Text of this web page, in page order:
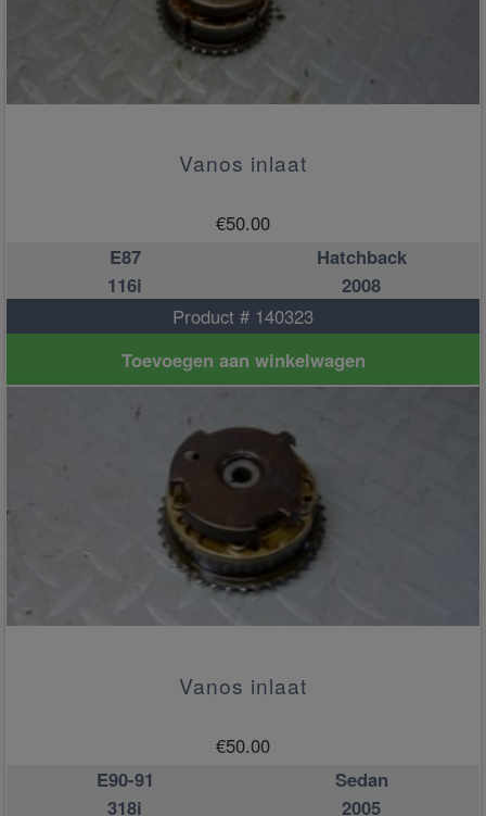
Vanos inlaat
€50.00
E87
Hatchback
116i
2008
Product # 140323
Toevoegen aan winkelwagen
Vanos inlaat
€50.00
E90-91
Sedan
318i
2005